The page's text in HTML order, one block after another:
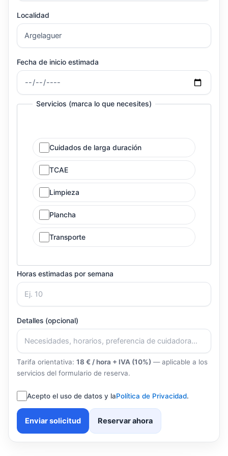
Localidad
Fecha de inicio estimada
Servicios (marca lo que necesites)
Cuidados de larga duración
TCAE
Limpieza
Plancha
Transporte
Horas estimadas por semana
Detalles (opcional)
Tarifa orientativa: 18 € / hora + IVA (10%) — aplicable a los
servicios del formulario de reserva.
Acepto el uso de datos y laPolítica de Privacidad.
Enviar solicitud Reservar ahora